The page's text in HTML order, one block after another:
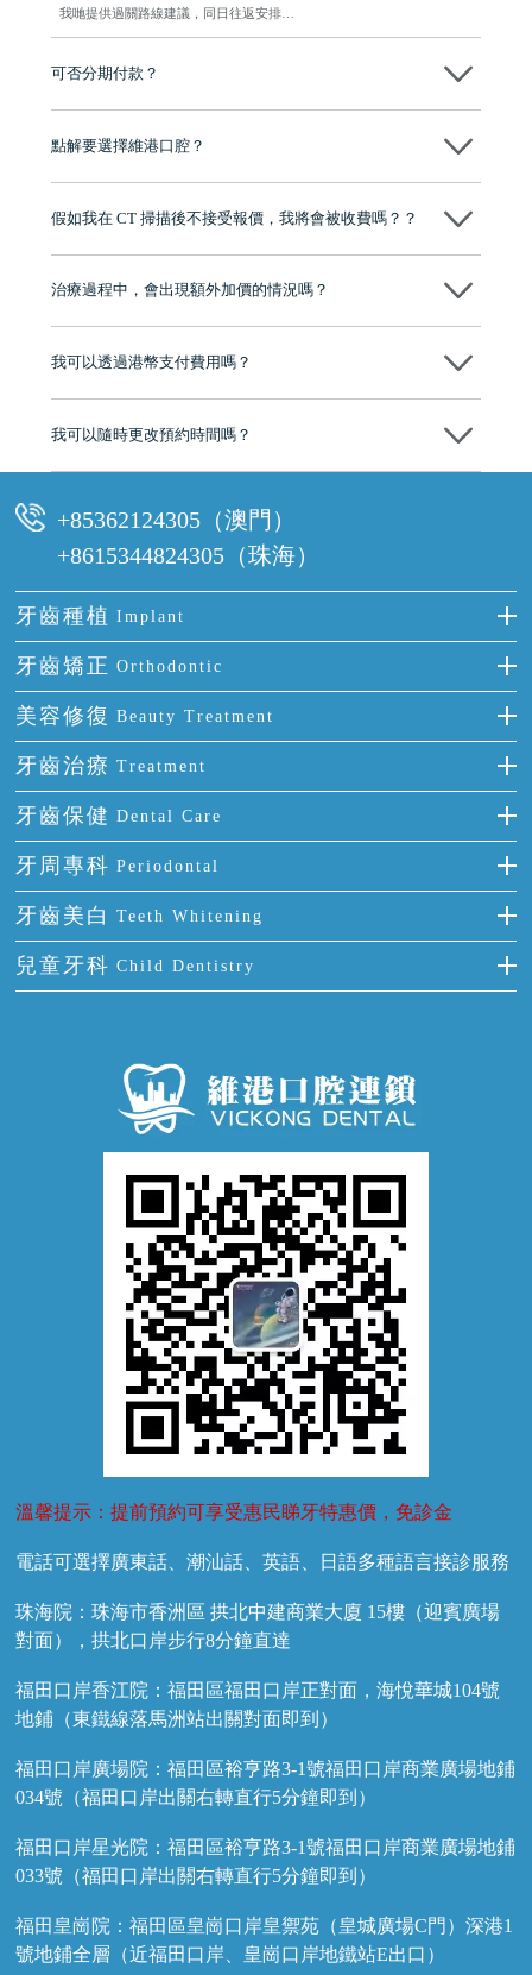
我哋提供過關路線建議，同日往返安排…
可否分期付款？
點解要選擇維港口腔？
牌」、「2025香港企業領袖品牌」，是諾貝爾種植系統全球放心植牙中
至今已服務超過三十個國家和地區的顧客，受到粵港澳大灣區及周邊城
市市民極高的口碑評價及信任推薦 珠海、深圳設有八大分院，香港亦設
有咨詢及服務保障中心，有任何問題都可以隨時預約免費咨詢，讓人十
假如我在 CT 掃描後不接受報價，我將會被收費嗎？？
治療過程中，會出現額外加價的情況嗎？
不會，治療前我們會詳細說明治療方案及對應的價錢，顧客同意並簽字
我可以透過港幣支付費用嗎？
我可以隨時更改預約時間嗎？
+85362124305（澳門）
+8615344824305（珠海）
牙齒種植 Implant
種牙
單顆牙缺失
門牙缺失
多顆牙缺失
半口缺失
全口缺失
牙齒矯正 Orthodontic
隱形箍牙
前牙反頜
牙齒擁擠
牙齒前突
牙齒稀疏
美容修復 Beauty Treatment
全瓷牙
烤瓷牙
氟斑牙
四環素牙
活動假牙
牙貼面
牙齒治療 Treatment
補牙
智齒
根管治療
拔牙
牙痛
牙齒保健 Dental Care
正確刷牙
全國愛牙日
預防牙病
牙科通識
牙周專科 Periodontal
牙周炎
牙齦出血
牙齦炎
牙齦萎縮
牙齒美白 Teeth Whitening
冷光美白
兒童牙科 Child Dentistry
溫馨提示：提前預約可享受惠民睇牙特惠價，免診金
電話可選擇廣東話、潮汕話、英語、日語多種語言接診服務
珠海院：珠海市香洲區 拱北中建商業大廈 15樓（迎賓廣場
對面），拱北口岸步行8分鐘直達
福田口岸香江院：福田區福田口岸正對面，海悅華城104號
地鋪（東鐵線落馬洲站出關對面即到）
福田口岸廣場院：福田區裕亨路3-1號福田口岸商業廣場地鋪
034號（福田口岸出關右轉直行5分鐘即到）
福田口岸星光院：福田區裕亨路3-1號福田口岸商業廣場地鋪
033號（福田口岸出關右轉直行5分鐘即到）
福田皇崗院：福田區皇崗口岸皇禦苑（皇城廣場C門）深港1
號地鋪全層（近福田口岸、皇崗口岸地鐵站E出口）